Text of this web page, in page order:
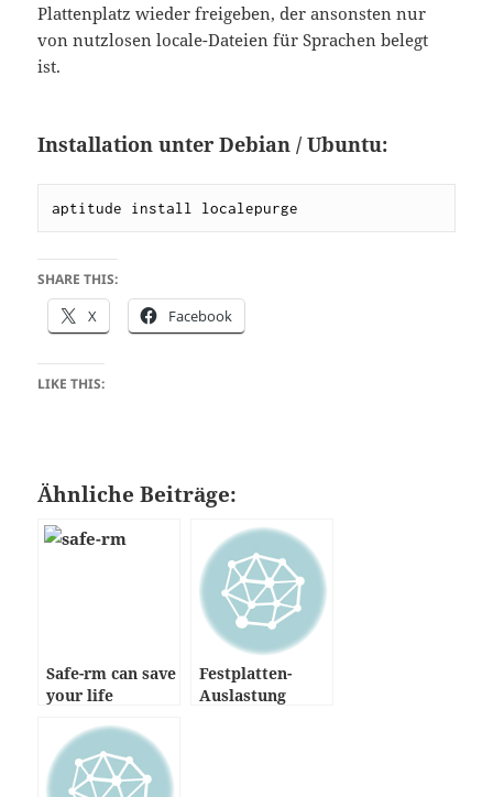
Plattenplatz wieder freigeben, der ansonsten nur
von nutzlosen locale-Dateien für Sprachen belegt
ist.
Installation unter Debian / Ubuntu:
aptitude install localepurge
SHARE THIS:
X Facebook
LIKE THIS:
Ähnliche Beiträge:
Safe-rm can save
your life
Festplatten-
Auslastung